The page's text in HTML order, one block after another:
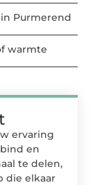
Purmerend
warmte
ervaring
en
te delen,
die elkaar